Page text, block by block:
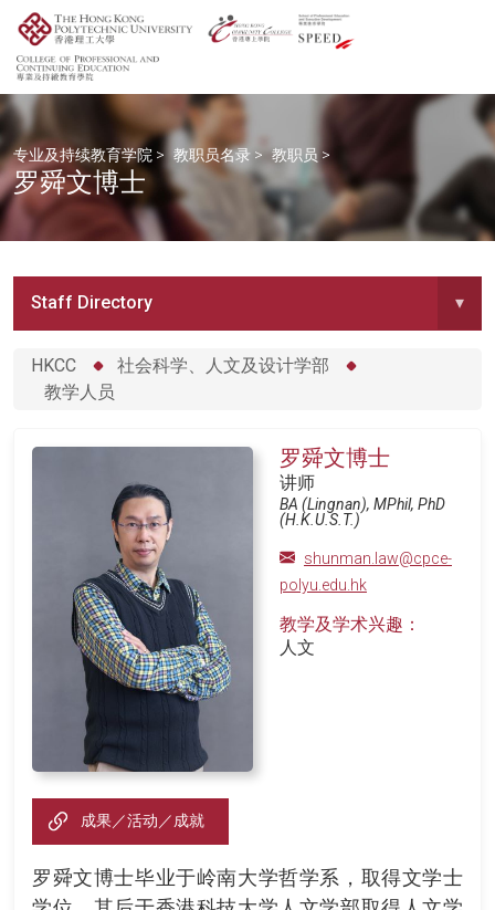
专业及持续教育学院 > 教职员名录 > 教职员 >
罗舜文博士
Staff Directory ▾
HKCC
社会科学、人文及设计学部
教学人员
罗舜文博士
讲师
BA (Lingnan), MPhil, PhD
(H.K.U.S.T.)
shunman.law@cpce-
polyu.edu.hk
教学及学术兴趣：
人文
成果／活动／成就
罗舜文博士毕业于岭南大学哲学系，取得文学士